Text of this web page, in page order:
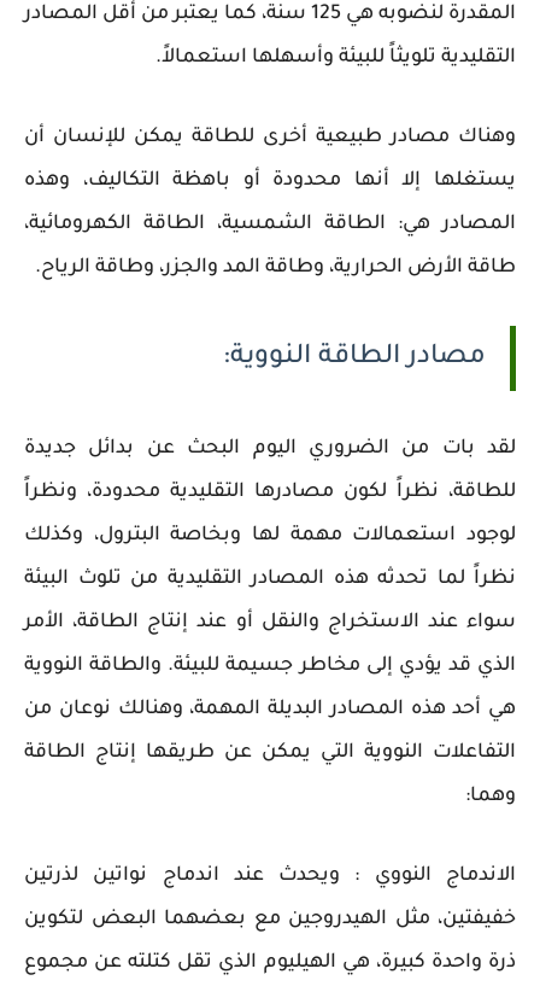
المقدرة لنضوبه هي 125 سنة، كما يعتبر من أقل المصادر
التقليدية تلويثاً للبيئة وأسهلها استعمالاً.
وهناك مصادر طبيعية أخرى للطاقة يمكن للإنسان أن
يستغلها إلا أنها محدودة أو باهظة التكاليف، وهذه
المصادر هي: الطاقة الشمسية، الطاقة الكهرومائية،
طاقة الأرض الحرارية، وطاقة المد والجزر، وطاقة الرياح.
مصادر الطاقة النووية:
لقد بات من الضروري اليوم البحث عن بدائل جديدة
للطاقة، نظراً لكون مصادرها التقليدية محدودة، ونظراً
لوجود استعمالات مهمة لها وبخاصة البترول، وكذلك
نظراً لما تحدثه هذه المصادر التقليدية من تلوث البيئة
سواء عند الاستخراج والنقل أو عند إنتاج الطاقة، الأمر
الذي قد يؤدي إلى مخاطر جسيمة للبيئة. والطاقة النووية
هي أحد هذه المصادر البديلة المهمة، وهنالك نوعان من
التفاعلات النووية التي يمكن عن طريقها إنتاج الطاقة
وهما:
الاندماج النووي : ويحدث عند اندماج نواتين لذرتين
خفيفتين، مثل الهيدروجين مع بعضهما البعض لتكوين
ذرة واحدة كبيرة، هي الهيليوم الذي تقل كتلته عن مجموع